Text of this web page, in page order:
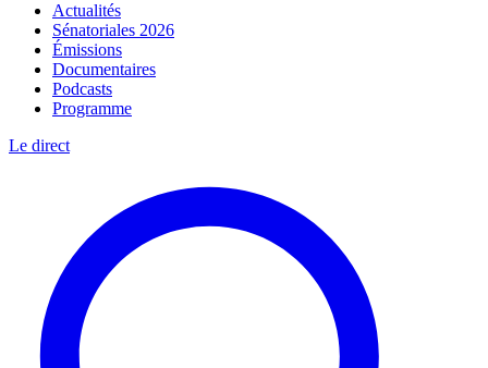
Actualités
Sénatoriales 2026
Émissions
Documentaires
Podcasts
Programme
Le direct